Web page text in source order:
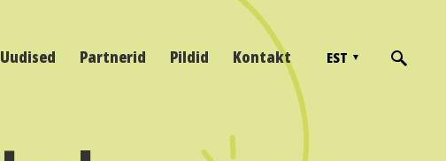
Uudised Partnerid Pildid Kontakt EST